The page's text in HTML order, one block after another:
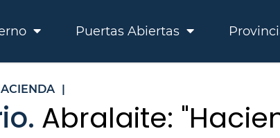
Puertas Abiertas
|
Abralaite: